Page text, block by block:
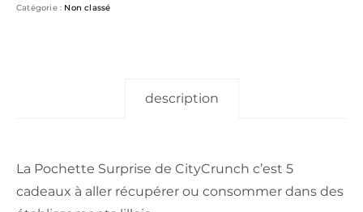
Catégorie : Non classé
description
La Pochette Surprise de CityCrunch c’est 5
cadeaux à aller récupérer ou consommer dans des